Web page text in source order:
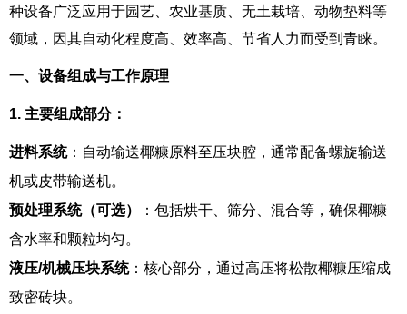
种设备广泛应用于园艺、农业基质、无土栽培、动物垫料等
领域，因其自动化程度高、效率高、节省人力而受到青睐。
一、设备组成与工作原理
1. 主要组成部分：
进料系统：自动输送椰糠原料至压块腔，通常配备螺旋输送
机或皮带输送机。
预处理系统（可选）
：包括烘干、筛分、混合等，确保椰糠
含水率和颗粒均匀。
液压/机械压块系统：核心部分，通过高压将松散椰糠压缩成
致密砖块。